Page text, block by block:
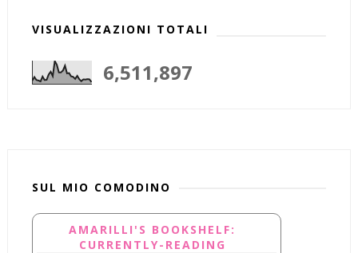
VISUALIZZAZIONI TOTALI
6,511,897
SUL MIO COMODINO
AMARILLI'S BOOKSHELF:
CURRENTLY-READING